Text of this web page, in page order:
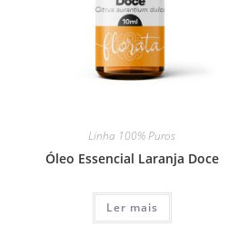
Linha 100% Puros
Óleo Essencial Laranja Doce
Ler mais